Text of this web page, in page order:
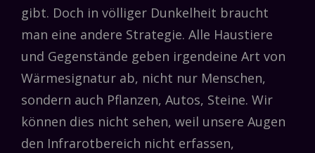
gibt. Doch in völliger Dunkelheit braucht
man eine andere Strategie. Alle Haustiere
und Gegenstände geben irgendeine Art von
Wärmesignatur ab, nicht nur Menschen,
sondern auch Pflanzen, Autos, Steine. Wir
können dies nicht sehen, weil unsere Augen
den Infrarotbereich nicht erfassen,